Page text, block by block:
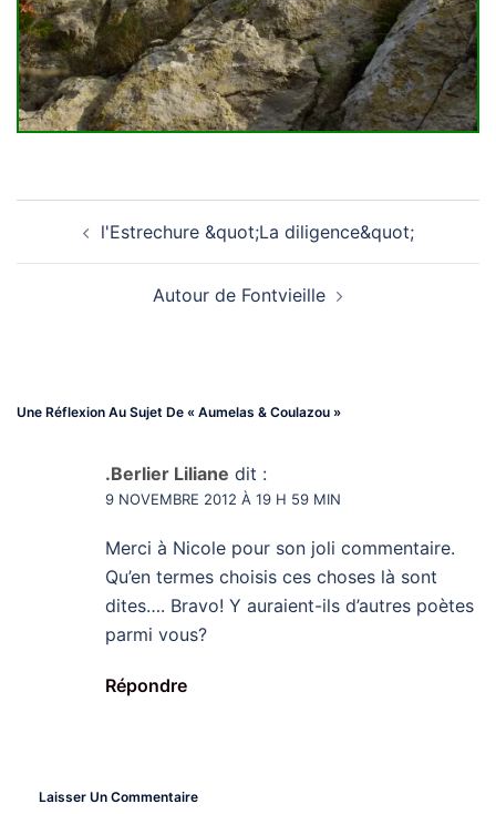
Navigationl'Estrechure &quot;La diligence&quot;
Autour de Fontvieille
Une Réflexion Au Sujet De « Aumelas & Coulazou »
.Berlier Liliane dit :
9 NOVEMBRE 2012 À 19 H 59 MIN
Merci à Nicole pour son joli commentaire.
Qu’en termes choisis ces choses là sont
dites…. Bravo! Y auraient-ils d’autres poètes
parmi vous?
Répondre
Laisser Un Commentaire